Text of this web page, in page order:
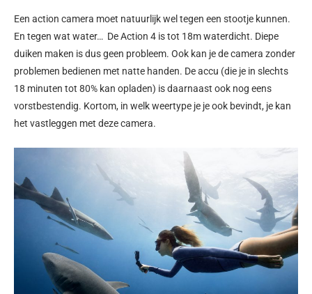
Een action camera moet natuurlijk wel tegen een stootje kunnen.
En tegen wat water… De Action 4 is tot 18m waterdicht. Diepe
duiken maken is dus geen probleem. Ook kan je de camera zonder
problemen bedienen met natte handen. De accu (die je in slechts
18 minuten tot 80% kan opladen) is daarnaast ook nog eens
vorstbestendig. Kortom, in welk weertype je je ook bevindt, je kan
het vastleggen met deze camera.